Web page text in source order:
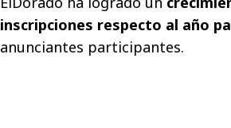
inscripciones respecto al año
anunciantes participantes.